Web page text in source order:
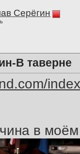
Серёгин
В таверне
в